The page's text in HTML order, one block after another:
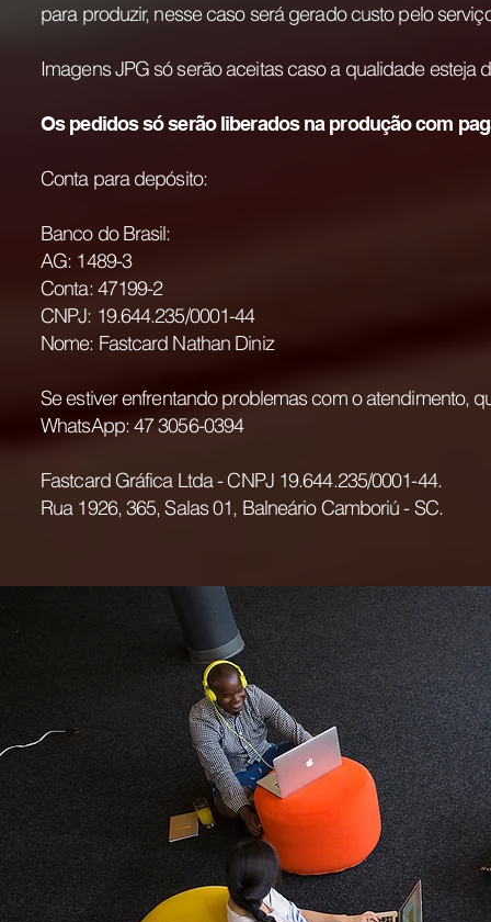
para produzir, nesse caso será gerado custo pelo
Imagens JPG só serão aceitas caso a qualidade
Os pedidos só serão liberados na produção com
Conta para depósito:
Banco do Brasil:
AG: 1489-3
Conta: 47199-2
CNPJ: 19.644.235/0001-44
Nome: Fastcard Nathan Diniz
Se estiver enfrentando problemas com o atendimento,
WhatsApp: 47 3056-0394
Fastcard Gráfica Ltda - CNPJ 19.644.235/0001-44.
Rua 1926, 365, Salas 01, Balneário Camboriú - SC.